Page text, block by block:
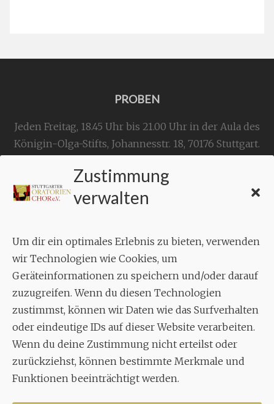
Zustimmung
verwalten
Um dir ein optimales Erlebnis zu bieten, verwenden
wir Technologien wie Cookies, um
Geräteinformationen zu speichern und/oder darauf
zuzugreifen. Wenn du diesen Technologien
zustimmst, können wir Daten wie das Surfverhalten
oder eindeutige IDs auf dieser Website verarbeiten.
Wenn du deine Zustimmung nicht erteilst oder
zurückziehst, können bestimmte Merkmale und
Funktionen beeinträchtigt werden.
PROBEN
Jeden Freitag, 18.45 Uhr bis 21.00 Uhr in der Aula des
Königin-Olga-Stifts, Johannesstr. 18, 70176 Stuttgart.
KONTAKT
Geschäftsstelle:
Aixheimer Str. 18
70619 Stuttgart
MUSIK
Musikalischer Leiter:
Enrico Trummer
Tel.+49 (0)177 / 34 23 57 1
Facebook
TwitterYouTube